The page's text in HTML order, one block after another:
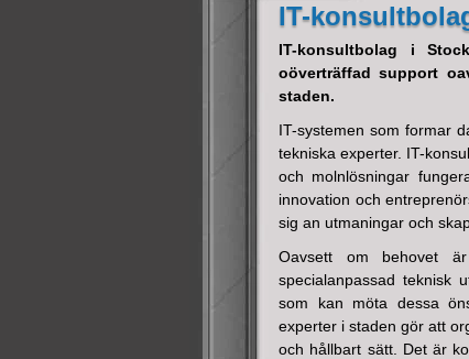
IT-
IT-konsultbolag i
oöverträffad support
staden.
IT-systemen som formar
tekniska experter. IT-
och molnlösningar
innovation och
sig an utmaningar och
Oavsett om behovet är
specialanpassad teknisk
som kan möta dessa
experter i staden gör att
och hållbart sätt. Det är